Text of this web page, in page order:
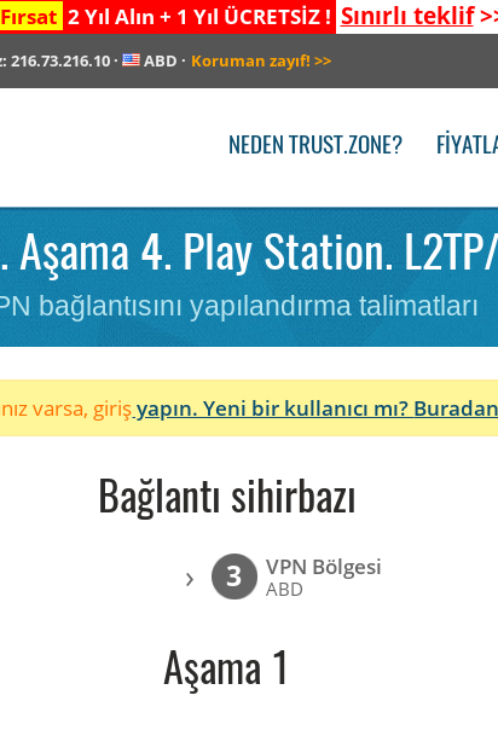
2 Yıl Alın + 1 Yıl ÜCRETSİZ ! Sınırlı teklif
216.73.216.10· ABD · Koruman zayıf! >>
NEDEN TRUST.ZONE?
Aşama 4. Play Station.
bağlantısını yapılandırma talimatları
varsa, girişyapın. Yeni bir kullanıcı mı?
Bağlantı sihirbazı
› 3 VPN Bölgesi
ABD
Aşama 1